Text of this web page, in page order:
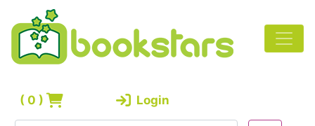
( 0 ) Login